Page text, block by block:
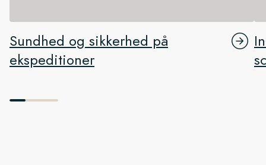
Sundhed og sikkerhed på
ekspeditioner